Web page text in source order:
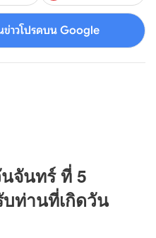
ข่าวโปรดบน Google
จันทร์ ที่ 5
ท่านที่เกิดวัน